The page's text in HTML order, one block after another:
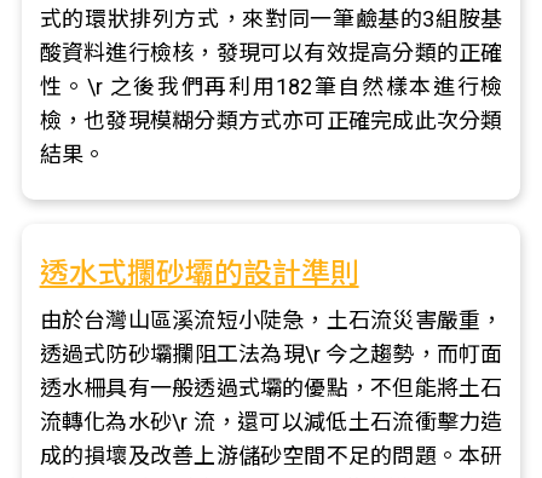
式的環狀排列方式，來對同一筆鹼基的3組胺基
酸資料進行檢核，發現可以有效提高分類的正確
性。\r 之後我們再利用182筆自然樣本進行檢
檢，也發現模糊分類方式亦可正確完成此次分類
結果。
透水式攔砂壩的設計準則
由於台灣山區溪流短小陡急，土石流災害嚴重，
透過式防砂壩攔阻工法為現\r 今之趨勢，而帄面
透水柵具有一般透過式壩的優點，不但能將土石
流轉化為水砂\r 流，還可以減低土石流衝擊力造
成的損壞及改善上游儲砂空間不足的問題。本研